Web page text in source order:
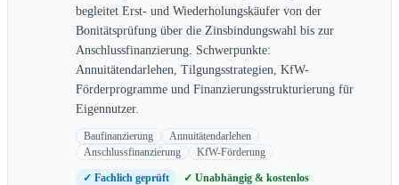
begleitet Erst- und Wiederholungskäufer von der
Bonitätsprüfung über die Zinsbindungswahl bis zur
Anschlussfinanzierung. Schwerpunkte:
Annuitätendarlehen, Tilgungsstrategien, KfW-
Förderprogramme und Finanzierungsstrukturierung für
Eigennutzer.
Baufinanzierung
Annuitätendarlehen
Anschlussfinanzierung
KfW-Förderung
✓ Fachlich geprüft ✓ Unabhängig & kostenlos